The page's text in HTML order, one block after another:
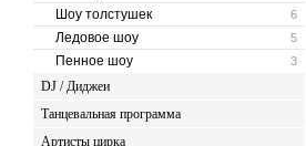
6
Шоу толстушек
5
Ледовое шоу
3
Пенное шоу
DJ / Диджеи
Танцевальная программа
Артисты цирка